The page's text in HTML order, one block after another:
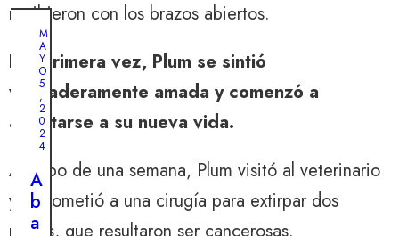
recibieron con los brazos abiertos.
Por primera vez, Plum se sintió
verdaderamente amada y comenzó a
adaptarse a su nueva vida.
Al cabo de una semana, Plum visitó al veterinario
y se sometió a una cirugía para extirpar dos
M
A
Y
O
5
,
2
0
2
4
A
b
a